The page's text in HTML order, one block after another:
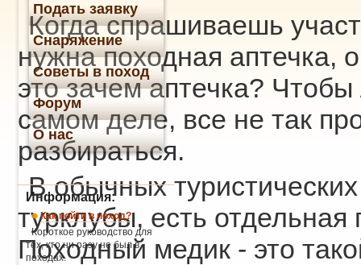
Когда спрашиваешь
нужна походная аптечка,
это зачем аптечка?
самом деле, все не так
разбираться.
В обычных
турклубы, есть
Походный медик - это
Подать заявку
Снаряжение
Советы в поход
Форум
О нас
Информация:
Как пойти в поход?
Короткое руководство для
тех, кто ни разу не был в
походах.